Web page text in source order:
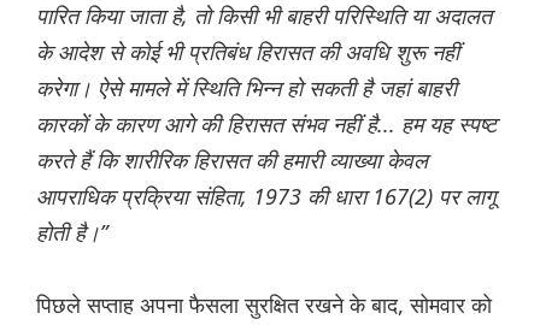
पारित किया जाता है, तो किसी भी बाहरी परिस्थिति या अदालत
के आदेश से कोई भी प्रतिबंध हिरासत की अवधि शुरू नहीं
करेगा। ऐसे मामले में स्थिति भिन्न हो सकती है जहां बाहरी
कारकों के कारण आगे की हिरासत संभव नहीं है... हम यह स्पष्ट
करते हैं कि शारीरिक हिरासत की हमारी व्याख्या केवल
आपराधिक प्रक्रिया संहिता, 1973 की धारा 167(2) पर लागू
होती है।”
पिछले सप्ताह अपना फैसला सुरक्षित रखने के बाद, सोमवार को